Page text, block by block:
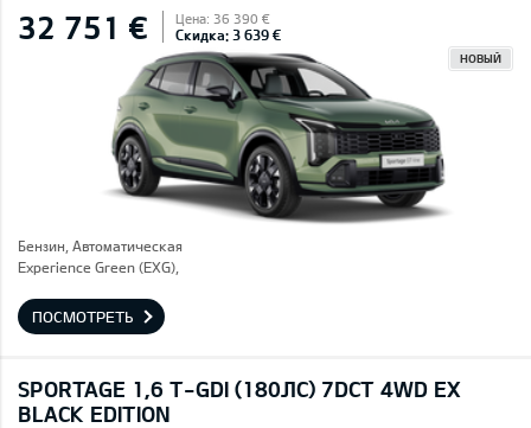
32 751 € Цена: 36 390 €
Скидка: 3 639 €
НОВЫЙ
Бензин, Автоматическая
Experience Green (EXG),
ПОСМОТРЕТЬ
SPORTAGE 1,6 T-GDI (180ЛС) 7DCT 4WD EX
BLACK EDITION